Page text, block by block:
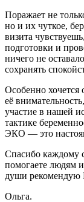
Поражает не
но и их чуткое,
визита
подготовки и
ничего не
сохранять
Особенно
её
участие в нашей
тактике
ЭКО — это
Спасибо каждому
помогаете людям
души
Ольга.